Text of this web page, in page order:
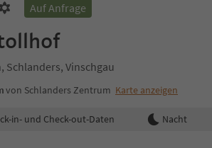
Auf Anfrage
Schlanders, Vinschgau
von Schlanders Zentrum Karte anzeigen
bearbeiten
in- und Check-out-Daten Nacht